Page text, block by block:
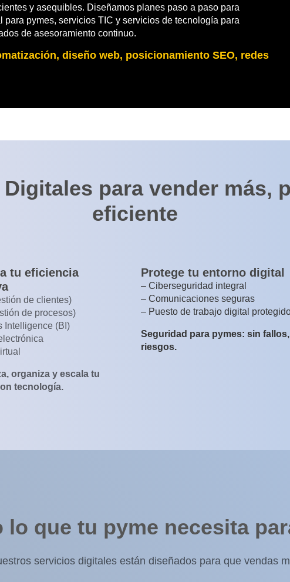
y asequibles. Diseñamos planes paso a paso para
pymes, servicios TIC y servicios de tecnología para
de asesoramiento continuo.
diseño web, posicionamiento SEO, redes
para vender más,
eficiente
tu eficiencia
de clientes)
de procesos)
Intelligence (BI)
organiza y escala tu
tecnología.
Protege tu entorno digital
– Ciberseguridad integral
– Comunicaciones seguras
– Puesto de trabajo digital
Seguridad para pymes: sin
riesgos.
lo que tu pyme necesita
servicios digitales están diseñados para que vendas